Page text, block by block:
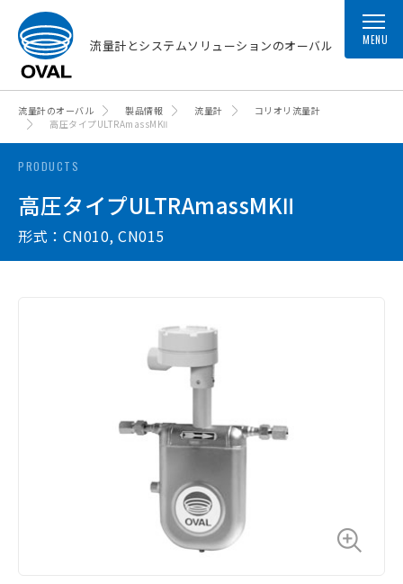
流量計とシステムソリューションのオーバル MENU
流量計のオーバル 製品情報 流量計
コリオリ流量計
高圧タイプULTRAmassMKⅡ
PRODUCTS
高圧タイプULTRAmassMKⅡ
形式：CN010, CN015